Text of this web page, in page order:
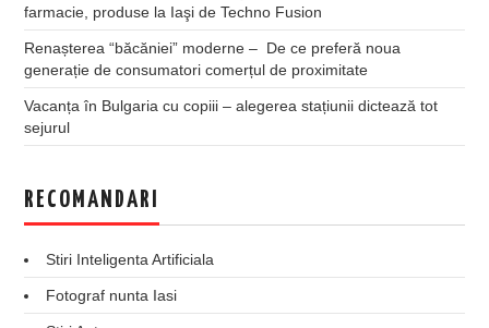
farmacie, produse la Iaşi de Techno Fusion
Renașterea “băcăniei” moderne – De ce preferă noua
generație de consumatori comerțul de proximitate
Vacanța în Bulgaria cu copiii – alegerea stațiunii dictează tot
sejurul
RECOMANDARI
Stiri Inteligenta Artificiala
Fotograf nunta Iasi